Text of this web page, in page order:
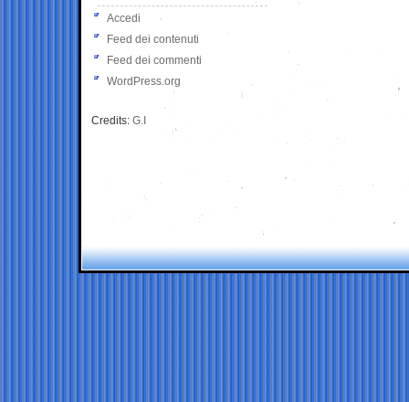
Accedi
Feed dei contenuti
Feed dei commenti
WordPress.org
Credits: G.I